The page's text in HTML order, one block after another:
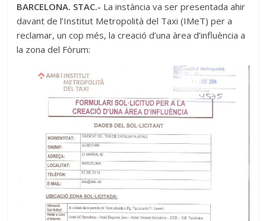
BARCELONA. STAC.- La instància va ser presentada ahir
davant de l’Institut Metropolità del Taxi (IMeT) per a
reclamar, un cop més, la creació d’una àrea d’influència a
la zona del Fòrum: